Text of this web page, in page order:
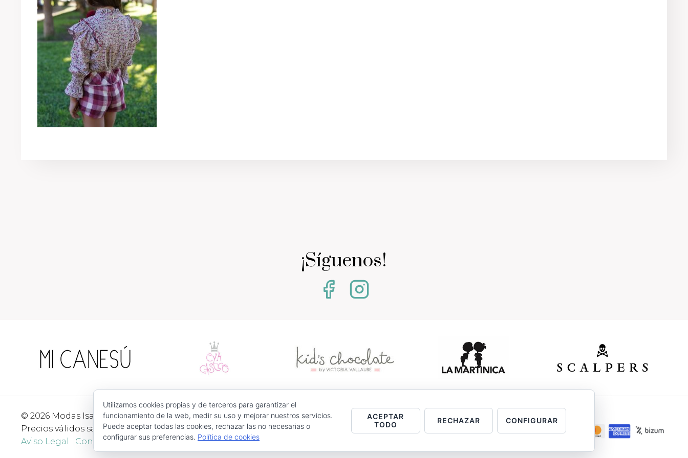
¡Síguenos!
© 2026 Modas Isabel - C/ Verónica Nº 30 - CP. 30520 - Jumilla (Murcia)
Precios válidos salvo error tipográfico o fin de existencias.
Aviso Legal
Condiciones de Uso Devoluciones Entrega
Utilizamos cookies propias y de terceros para garantizar el
funcionamiento de la web, medir su uso y mejorar nuestros servicios.
Puede aceptar todas las cookies, rechazar las no necesarias o
configurar sus preferencias. Política de cookies
ACEPTAR
TODO
RECHAZAR CONFIGURAR